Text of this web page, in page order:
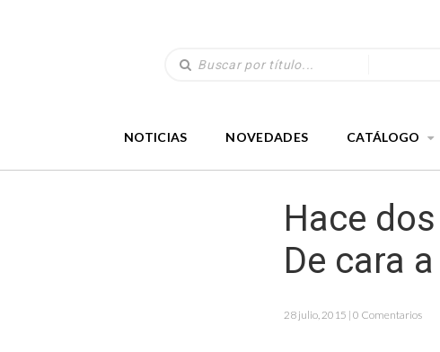
NOTICIAS NOVEDADES CATÁLOGO
Hace
De cara
28 julio, 2015 | 0 Comentarios